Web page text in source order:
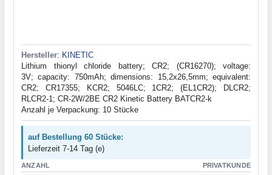
Hersteller: KINETIC
Lithium thionyl chloride battery; CR2; (CR16270); voltage:
3V; capacity: 750mAh; dimensions: 15,2x26,5mm; equivalent:
CR2; CR17355; KCR2; 5046LC; 1CR2; (EL1CR2); DLCR2;
RLCR2-1; CR-2W/2BE CR2 Kinetic Battery BATCR2-k
Anzahl je Verpackung: 10 Stücke
auf Bestellung 60 Stücke:
Lieferzeit 7-14 Tag (e)
ANZAHL PRIVATKUNDE